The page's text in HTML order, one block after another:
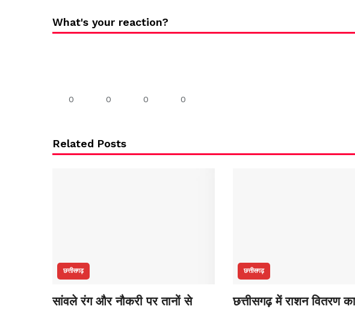
What's your reaction?
0 0 0 0
Related Posts
छत्तीसगढ़
सांवले रंग और नौकरी पर तानों से
छत्तीसगढ़
छत्तीसगढ़ में राशन वितरण